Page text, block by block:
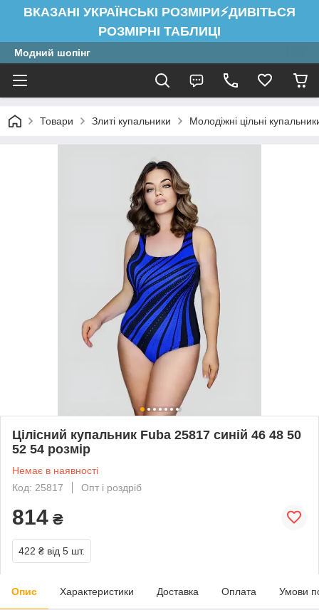
ВКАЗАНІ УКРАЇНСЬКІ РОЗМІРИ⚡ДИВІТЬСЯ
РОЗМІРНІ ТАБЛИЦІ
Модний шопінг
Товари Злиті купальники Молодіжні цільні
Цілісний купальник Fuba 25817 синій 46 48 50
52 54 розмір
Немає в наявності
Код: 25817
Опт і роздріб
814 ₴
422 ₴ від 5 шт.
Опис Характеристики Доставка Оплата Умови